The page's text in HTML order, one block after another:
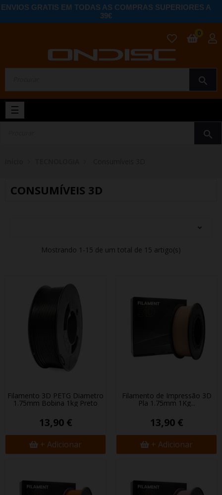
ENVIOS GRATIS EM TODAS AS COMPRAS SUPERIORES A
39€
search
0
Toggle
navigation
☰
search
CONSUMÍVEIS 3D
Mostrando 1-15 de um total de 15 artigo(s)
Filamento 3D PETG Diametro
1.75mm Bobina 1kg Preto
13,90 €
+ Adicionar
Filamento de Impressão 3D
Pla 1.75mm 1Kg...
13,90 €
+ Adicionar